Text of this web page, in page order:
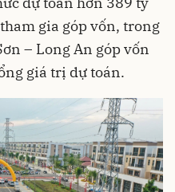
gia góp vốn, trong
– Long An góp vốn
giá trị dự toán.